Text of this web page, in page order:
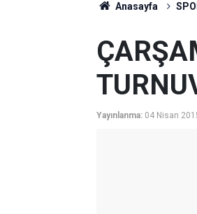
Anasayfa
Yayınlanma: 04 Nisan